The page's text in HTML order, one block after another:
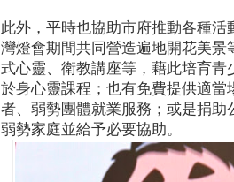
此外，平時也協助市府推動各種
灣燈會期間共同營造遍地開花美
式心靈、衛教講座等，藉此培育
於身心靈課程；也有免費提供適
者、弱勢團體就業服務；或是捐
弱勢家庭並給予必要協助。